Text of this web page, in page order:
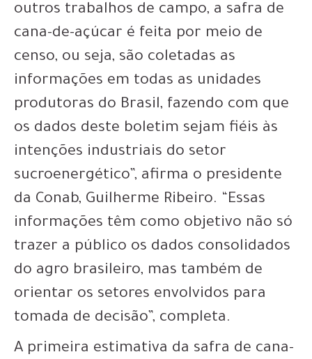
outros trabalhos de campo, a safra de
cana-de-açúcar é feita por meio de
censo, ou seja, são coletadas as
informações em todas as unidades
produtoras do Brasil, fazendo com que
os dados deste boletim sejam fiéis às
intenções industriais do setor
sucroenergético”, afirma o presidente
da Conab, Guilherme Ribeiro. “Essas
informações têm como objetivo não só
trazer a público os dados consolidados
do agro brasileiro, mas também de
orientar os setores envolvidos para
tomada de decisão”, completa.
A primeira estimativa da safra de cana-